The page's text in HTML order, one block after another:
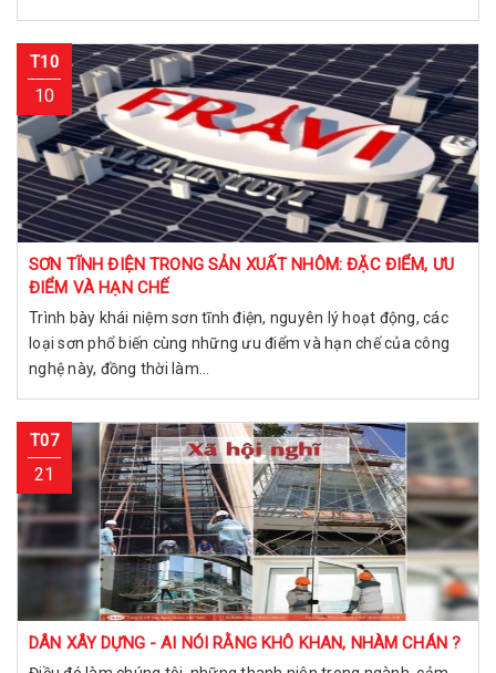
T10
10
SƠN TĨNH ĐIỆN TRONG SẢN XUẤT NHÔM: ĐẶC ĐIỂM, ƯU
ĐIỂM VÀ HẠN CHẾ
Trình bày khái niệm sơn tĩnh điện, nguyên lý hoạt động, các
loại sơn phổ biến cùng những ưu điểm và hạn chế của công
nghệ này, đồng thời làm...
T07
21
DÂN XÂY DỰNG - AI NÓI RẰNG KHÔ KHAN, NHÀM CHÁN ?